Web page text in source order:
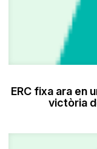
ERC fixa ara en
victòria